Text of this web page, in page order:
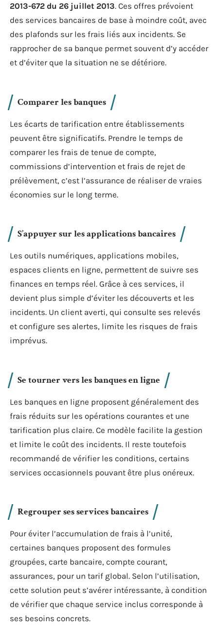
2013-672 du 26 juillet 2013. Ces offres prévoient
des services bancaires de base à moindre coût, avec
des plafonds sur les frais liés aux incidents. Se
rapprocher de sa banque permet souvent d’y accéder
et d’éviter que la situation ne se détériore.
Comparer les banques
Les écarts de tarification entre établissements
peuvent être significatifs. Prendre le temps de
comparer les frais de tenue de compte,
commissions d’intervention et frais de rejet de
prélèvement, c’est l’assurance de réaliser de vraies
économies sur le long terme.
S’appuyer sur les applications bancaires
Les outils numériques, applications mobiles,
espaces clients en ligne, permettent de suivre ses
finances en temps réel. Grâce à ces services, il
devient plus simple d’éviter les découverts et les
incidents. Un client averti, qui consulte ses relevés
et configure ses alertes, limite les risques de frais
imprévus.
Se tourner vers les banques en ligne
Les banques en ligne proposent généralement des
frais réduits sur les opérations courantes et une
tarification plus claire. Ce modèle facilite la gestion
et limite le coût des incidents. Il reste toutefois
recommandé de vérifier les conditions, certains
services occasionnels pouvant être plus onéreux.
Regrouper ses services bancaires
Pour éviter l’accumulation de frais à l’unité,
certaines banques proposent des formules
groupées, carte bancaire, compte courant,
assurances, pour un tarif global. Selon l’utilisation,
cette solution peut s’avérer intéressante, à condition
de vérifier que chaque service inclus corresponde à
ses besoins concrets.